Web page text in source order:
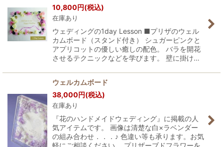
10,800円(税込)
在庫あり
ウェディングの1day Lesson ■プリザのウェル
カムボード（スタンド付き） シュガーピンクと
アプリコットの優しい癒しの配色。 バラを開花
させるテクニックなどを学びます。 壁に掛け…
ウェルカムボード
38,000円(税込)
在庫あり
『花のハンドメイドウェディング』に掲載の人
気アイテムです。 画像は清楚な白×ラベンダー
の組み合わせ．．．♪ 色違い等も承ります。お気
軽にご相談ください。 プリザーブドフラワーを